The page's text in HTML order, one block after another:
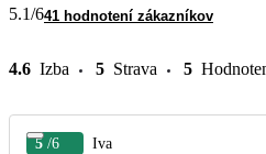
5.1/641 hodnotení zákazníkov
4.6 Izba 5 Strava 5
5 /6 Iva